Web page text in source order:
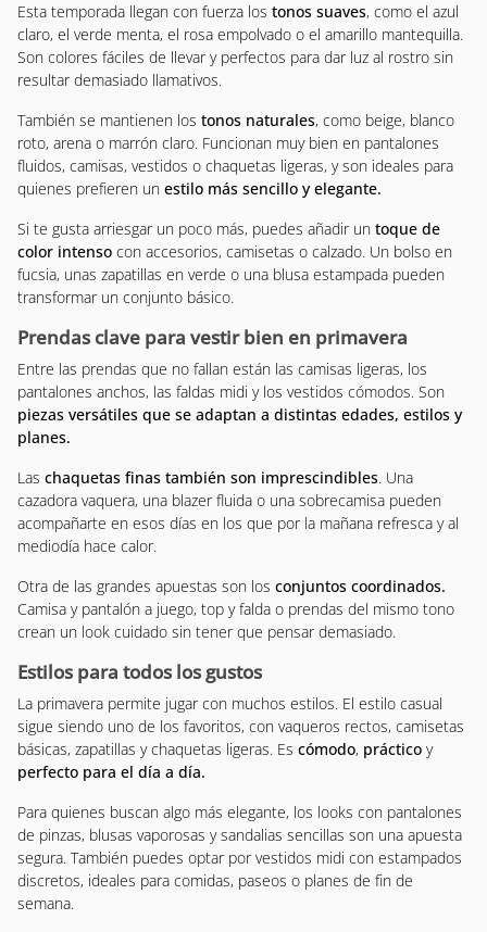
Esta temporada llegan con fuerza los tonos suaves, como el azul
claro, el verde menta, el rosa empolvado o el amarillo mantequilla.
Son colores fáciles de llevar y perfectos para dar luz al rostro sin
resultar demasiado llamativos.
También se mantienen los tonos naturales, como beige, blanco
roto, arena o marrón claro. Funcionan muy bien en pantalones
fluidos, camisas, vestidos o chaquetas ligeras, y son ideales para
quienes prefieren un estilo más sencillo y elegante.
Si te gusta arriesgar un poco más, puedes añadir un toque de
color intenso con accesorios, camisetas o calzado. Un bolso en
fucsia, unas zapatillas en verde o una blusa estampada pueden
transformar un conjunto básico.
Prendas clave para vestir bien en primavera
Entre las prendas que no fallan están las camisas ligeras, los
pantalones anchos, las faldas midi y los vestidos cómodos. Son
piezas versátiles que se adaptan a distintas edades, estilos y
planes.
Las chaquetas finas también son imprescindibles. Una
cazadora vaquera, una blazer fluida o una sobrecamisa pueden
acompañarte en esos días en los que por la mañana refresca y al
mediodía hace calor.
Otra de las grandes apuestas son los conjuntos coordinados.
Camisa y pantalón a juego, top y falda o prendas del mismo tono
crean un look cuidado sin tener que pensar demasiado.
Estilos para todos los gustos
La primavera permite jugar con muchos estilos. El estilo casual
sigue siendo uno de los favoritos, con vaqueros rectos, camisetas
básicas, zapatillas y chaquetas ligeras. Es cómodo, práctico y
perfecto para el día a día.
Para quienes buscan algo más elegante, los looks con pantalones
de pinzas, blusas vaporosas y sandalias sencillas son una apuesta
segura. También puedes optar por vestidos midi con estampados
discretos, ideales para comidas, paseos o planes de fin de
semana.